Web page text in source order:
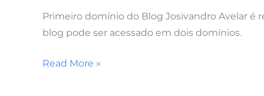
Primeiro domínio do Blog Josivandro Avelar é
blog pode ser acessado em dois domínios.
Read More »